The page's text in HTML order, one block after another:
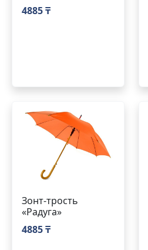
4885 ₸
Зонт-трость
«Радуга»
4885 ₸